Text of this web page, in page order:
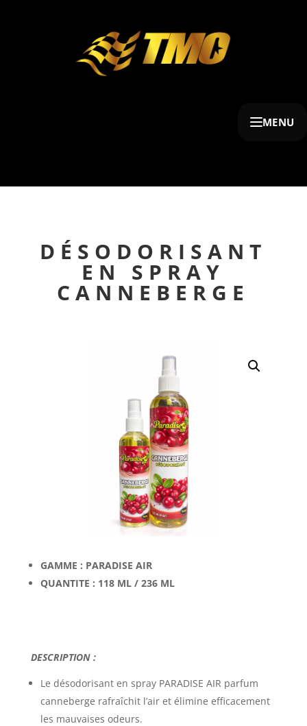
MENU
DÉSODORISANT
EN SPRAY
CANNEBERGE
GAMME : PARADISE AIR
QUANTITE : 118 ML / 236 ML
DESCRIPTION :
Le désodorisant en spray PARADISE AIR parfum
canneberge rafraîchit l’air et élimine efficacement
les mauvaises odeurs.